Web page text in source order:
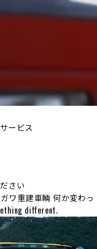
ービス
さい
ワ重建車輌 何か変わっ
different.